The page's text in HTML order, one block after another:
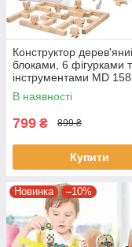
Конструктор
блоками, 6 фігурками
інструментами MD
Вежа з блоків
В наявності
799 ₴ 899 ₴
Купити
Новинка –10%